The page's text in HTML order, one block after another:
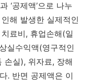
‘공제액’으로 나누
해 발생한 실제적인
료비, 휴업손해(일
실수익액(영구적인
손실), 위자료, 장해
. 반면 공제액은 이